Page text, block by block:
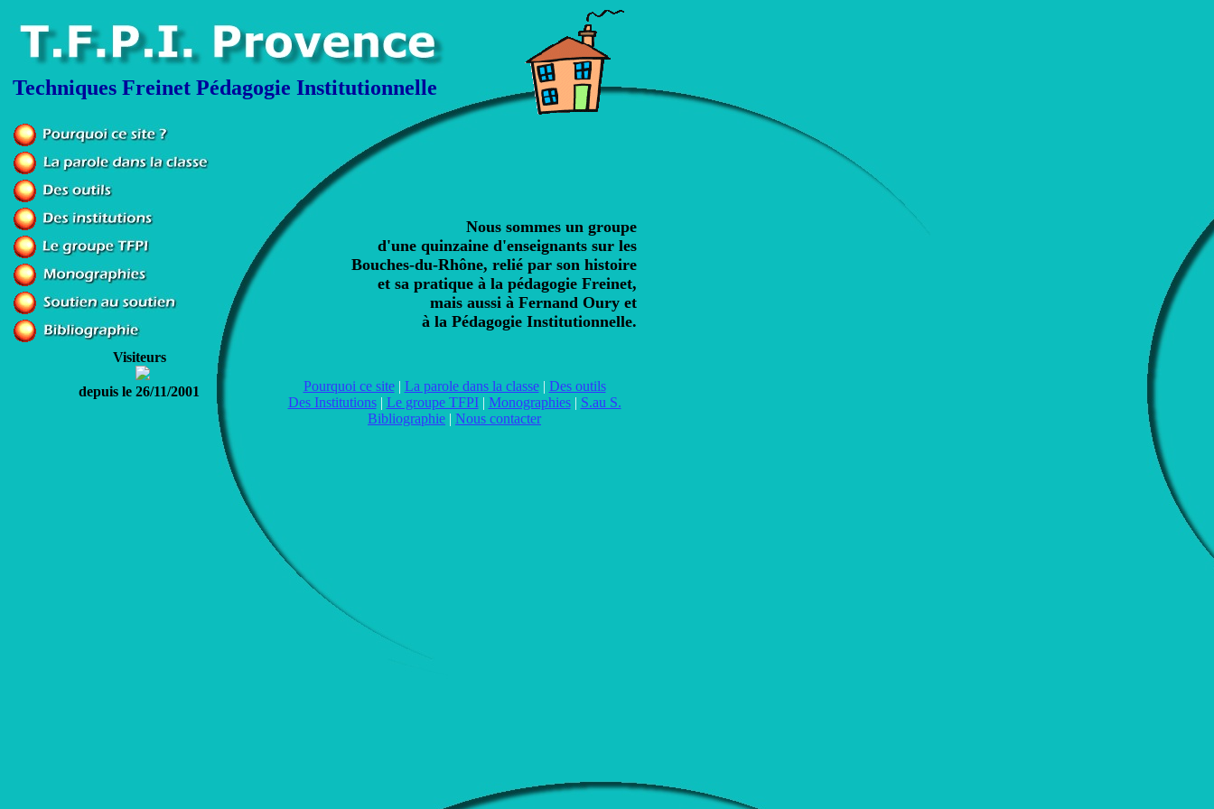
Techniques Freinet Pédagogie Institutionnelle
Visiteurs
depuis le 26/11/2001
Nous sommes un groupe
d'une quinzaine d'enseignants sur les
Bouches-du-Rhône, relié par son histoire
et sa pratique à la pédagogie Freinet,
mais aussi à Fernand Oury et
à la Pédagogie Institutionnelle.
Pourquoi ce site| La parole dans la classe| Des outils
Des Institutions| Le groupe TFPI| Monographies| S.au S.
Bibliographie | Nous contacter